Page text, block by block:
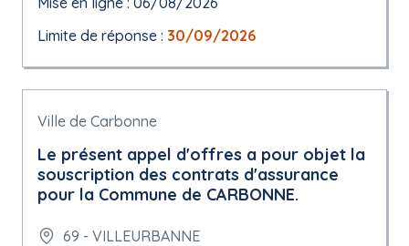
Limite de réponse : 30/09/2026
Ville de Carbonne
Le présent appel d'offres a pour objet la
souscription des contrats d'assurance
pour la Commune de CARBONNE.
69 - VILLEURBANNE